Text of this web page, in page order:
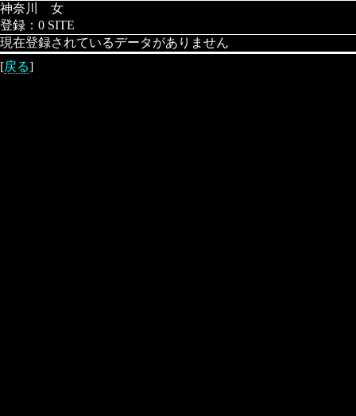
神奈川 女
登録：0 SITE
現在登録されているデータがありません
[戻る]